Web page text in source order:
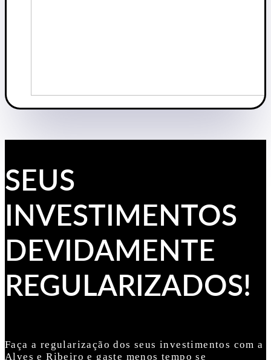
SEUS
INVESTIMENTOS
DEVIDAMENTE
REGULARIZADOS!
Faça a regularização dos seus investimentos com a
Alves e Ribeiro e gaste menos tempo se